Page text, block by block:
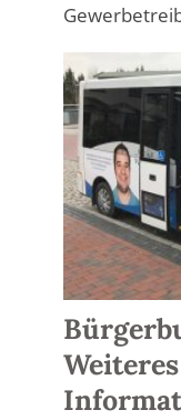
Weiteres